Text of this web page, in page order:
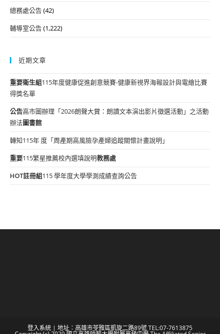
總務處公告(42)
輔導室公告(1,222)
近期文章
重要衛生組115年度健康促進創意競賽-健康新視界海報設計與電繪比賽
得獎名單
公告高市圖辦理「2026朗聲大賞：朗讀文本演出影片徵選活動」之活動
辦法圖書館
轉知115年 度「周產期高風險孕產婦追蹤關懷計畫說明」
重要115繁星推薦校內選填說明教務處
HOT註冊組115 學年度大學學測成績查詢公告
登入系統 | 地址：高雄市苓雅區凱旋二路89號 TEL:07-7613875